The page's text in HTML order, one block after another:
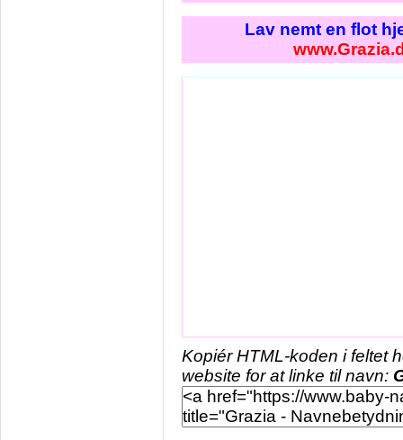
Lav nemt en flot
Kopiér HTML-koden i feltet
website for at linke til navn: